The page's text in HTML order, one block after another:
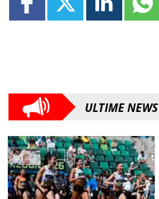
ULTIME NEWS